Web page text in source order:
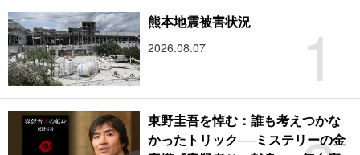
1
熊本地震被害状況
2026.08.07
東野圭吾を悼む：誰も考えつかな
かったトリック──ミステリーの金